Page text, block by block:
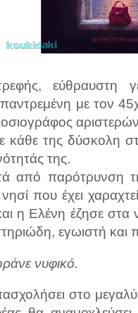
εύθραυστη
παντρεμένη με τον
κάθε της δύσκολη
της.
από παρότρυνση
που έχει
η Ελένη έζησε
εγωιστή και
νυφικό.
στο